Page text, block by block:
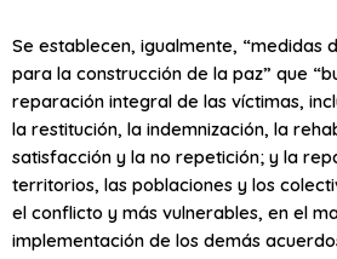
Se establecen, igualmente, “medidas
para la construcción de la paz” que
reparación integral de las víctimas,
la restitución, la indemnización, la
satisfacción y la no repetición; y la
territorios, las poblaciones y los
el conflicto y más vulnerables, en el
implementación de los demás